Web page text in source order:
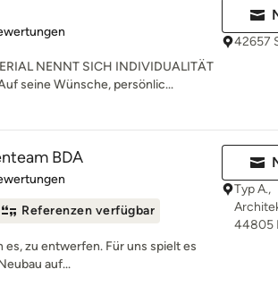
4.9 von 5 Sternen
NENNT SICH INDIVIDUALITÄT
seine Wünsche, persönlic...
42657
BDA
5 von 5 Sternen
Referenzen verfügbar
zu entwerfen. Für uns spielt es
auf...
Typ A.,
44805